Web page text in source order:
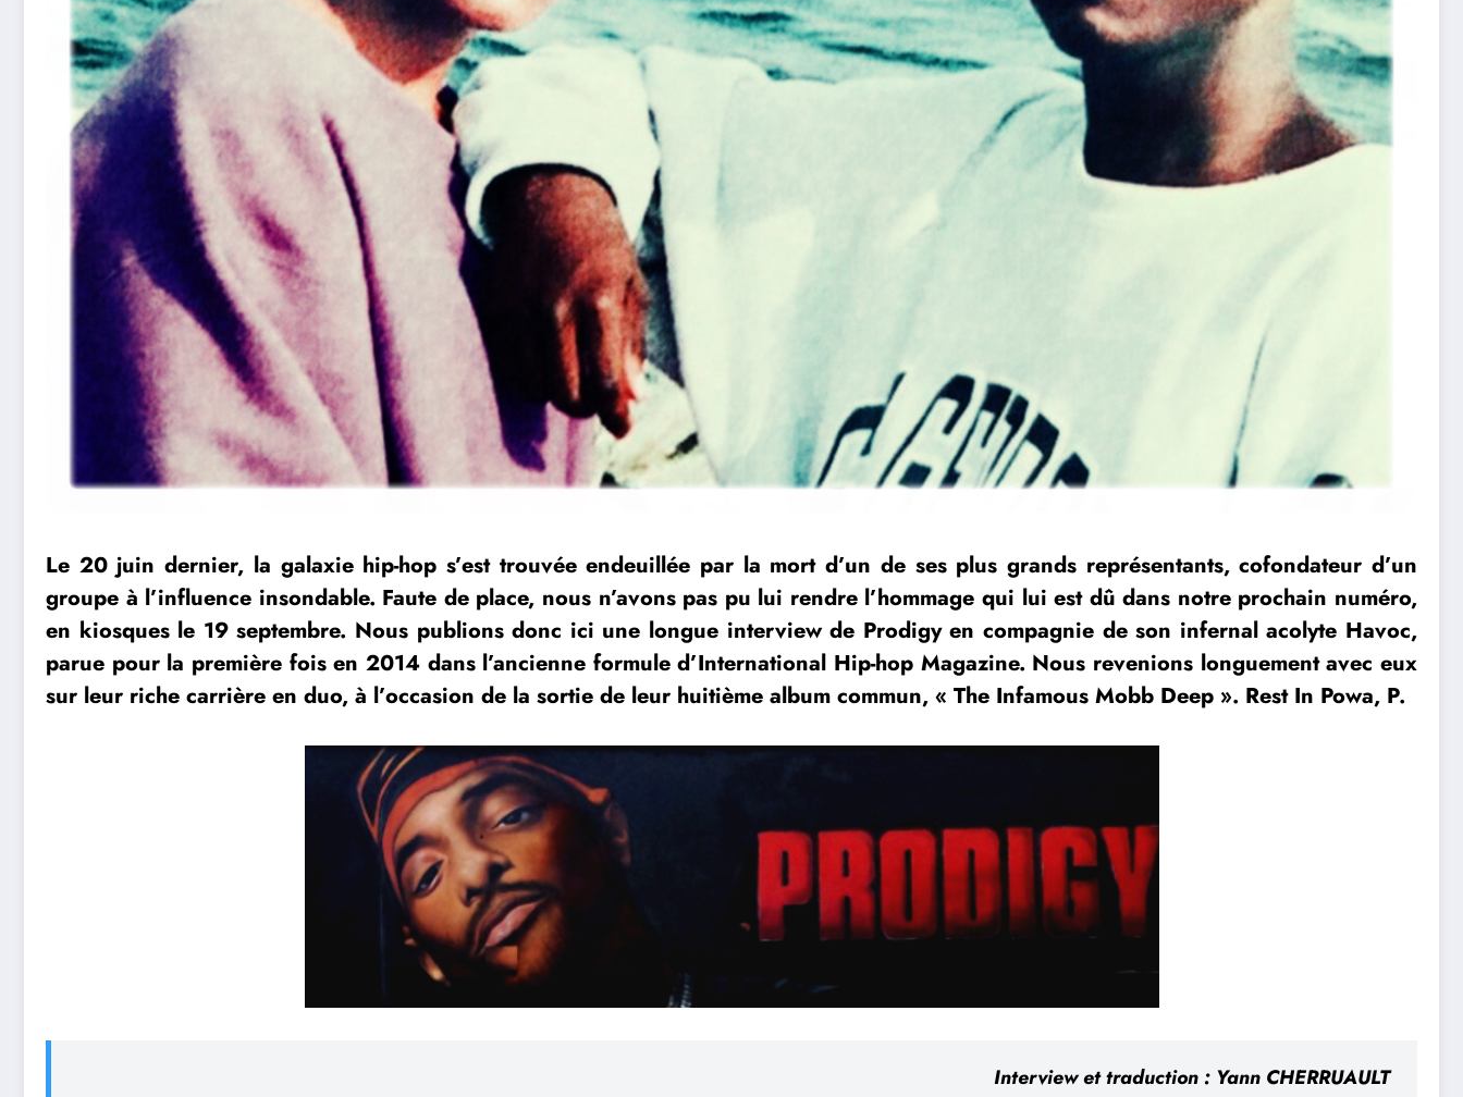
Le 20 juin dernier, la galaxie hip-hop s’est trouvée endeuillée par la mort d’un de ses plus grands représentants, cofondateur d’un
groupe à l’influence insondable. Faute de place, nous n’avons pas pu lui rendre l’hommage qui lui est dû dans notre prochain numéro,
en kiosques le 19 septembre. Nous publions donc ici une longue interview de Prodigy en compagnie de son infernal acolyte Havoc,
parue pour la première fois en 2014 dans l’ancienne formuled’International Hip-hop Magazine. Nous revenions longuement avec eux
sur leur riche carrière en duo, à l’occasion de la sortie de leur huitième album commun, « The Infamous Mobb Deep ». Rest In Powa, P.
Interview et traduction : Yann CHERRUAULT